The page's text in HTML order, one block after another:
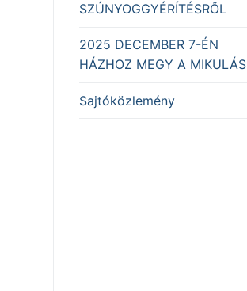
SZÚNYOGGYÉRÍTÉSRŐL
2025 DECEMBER 7-ÉN
HÁZHOZ MEGY A MIKULÁS
Sajtóközlemény